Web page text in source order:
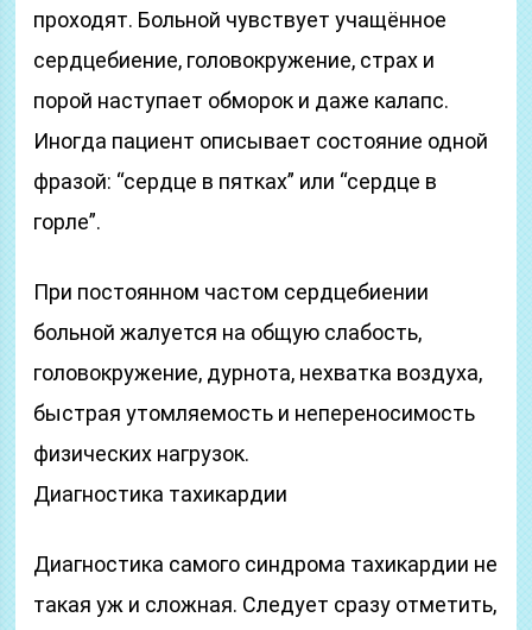
проходят. Больной чувствует учащённое
сердцебиение, головокружение, страх и
порой наступает обморок и даже калапс.
Иногда пациент описывает состояние одной
фразой: “сердце в пятках” или “сердце в
горле”.
При постоянном частом сердцебиении
больной жалуется на общую слабость,
головокружение, дурнота, нехватка воздуха,
быстрая утомляемость и непереносимость
физических нагрузок.
Диагностика тахикардии
Диагностика самого синдрома тахикардии не
такая уж и сложная. Следует сразу отметить,